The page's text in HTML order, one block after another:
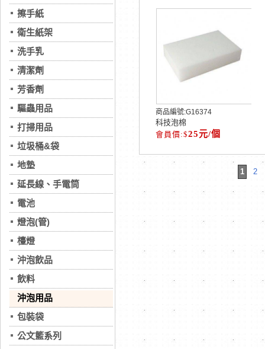
擦手紙
衛生紙架
洗手乳
清潔劑
芳香劑
驅蟲用品
打掃用品
垃圾桶&袋
地墊
延長線、手電筒
電池
燈泡(管)
檯燈
沖泡飲品
飲料
沖泡用品
包裝袋
公文籃系列
商品編號:G16374
科技泡棉
25元/個
1 2